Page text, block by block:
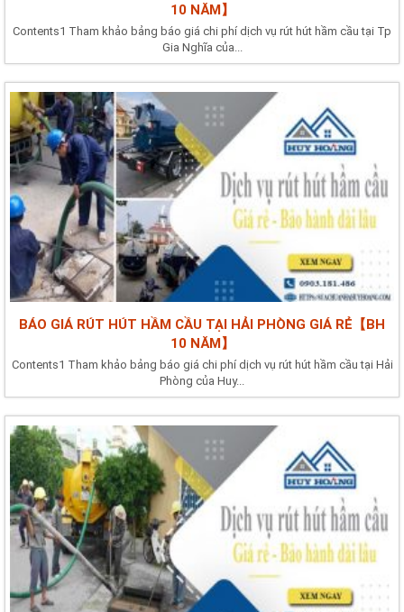
10 NĂM】
Contents1 Tham khảo bảng báo giá chi phí dịch vụ rút hút hầm cầu tại Tp
Gia Nghĩa của...
BÁO GIÁ RÚT HÚT HẦM CẦU TẠI HẢI PHÒNG GIÁ RẺ【BH
10 NĂM】
Contents1 Tham khảo bảng báo giá chi phí dịch vụ rút hút hầm cầu tại Hải
Phòng của Huy...